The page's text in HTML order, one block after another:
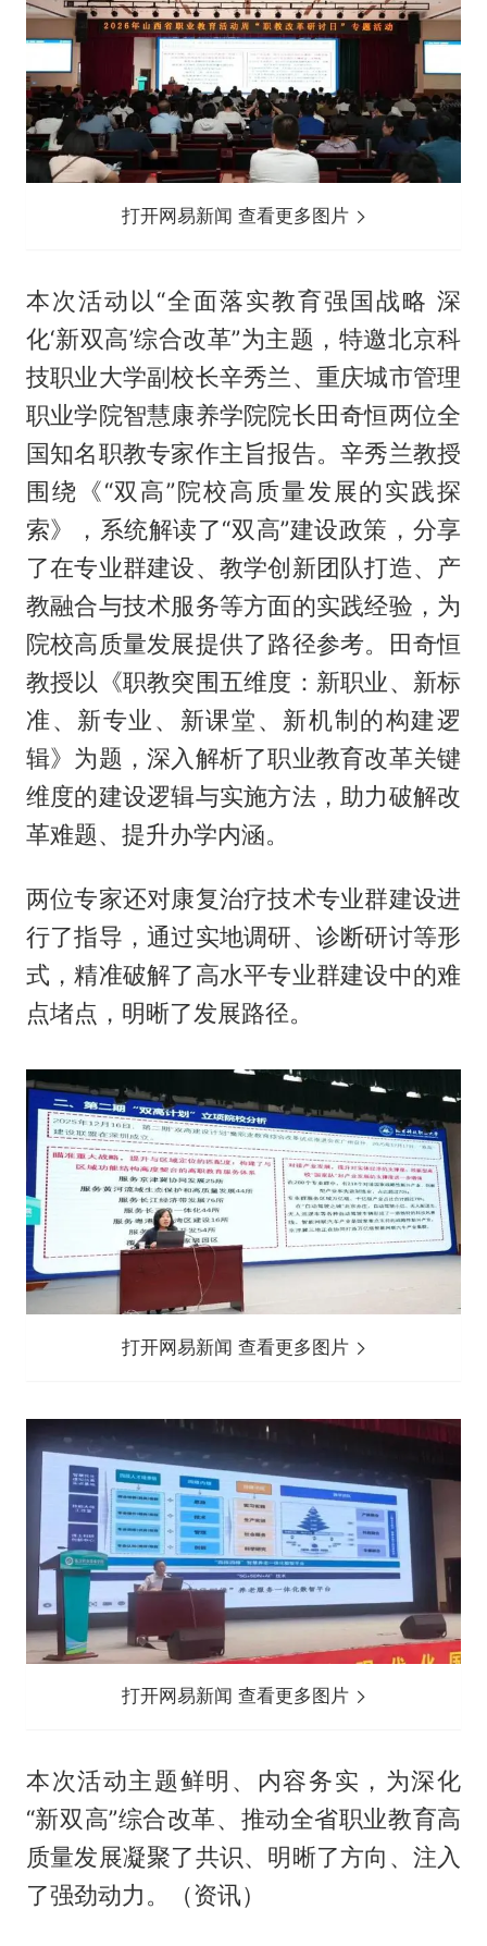
打开网易新闻 查看更多图片
本次活动以“全面落实教育强国战略 深
化‘新双高’综合改革”为主题，特邀北京科
技职业大学副校长辛秀兰、重庆城市管理
职业学院智慧康养学院院长田奇恒两位全
国知名职教专家作主旨报告。辛秀兰教授
围绕《“双高”院校高质量发展的实践探
索》，系统解读了“双高”建设政策，分享
了在专业群建设、教学创新团队打造、产
教融合与技术服务等方面的实践经验，为
院校高质量发展提供了路径参考。田奇恒
教授以《职教突围五维度：新职业、新标
准、新专业、新课堂、新机制的构建逻
辑》为题，深入解析了职业教育改革关键
维度的建设逻辑与实施方法，助力破解改
革难题、提升办学内涵。
两位专家还对康复治疗技术专业群建设进
行了指导，通过实地调研、诊断研讨等形
式，精准破解了高水平专业群建设中的难
点堵点，明晰了发展路径。
打开网易新闻 查看更多图片
打开网易新闻 查看更多图片
本次活动主题鲜明、内容务实，为深化
“新双高”综合改革、推动全省职业教育高
质量发展凝聚了共识、明晰了方向、注入
了强劲动力。（资讯）